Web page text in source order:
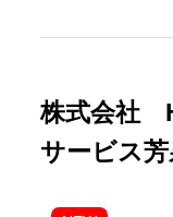
株式会社
サービス